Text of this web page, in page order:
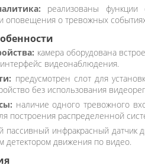
реализованы
оповещения о тревожных
камера оборудована
видеонаблюдения.
предусмотрен слот для
без использования
наличие одного тревожного
построения распределенной
пассивный инфракрасный датчик
движения по видео.